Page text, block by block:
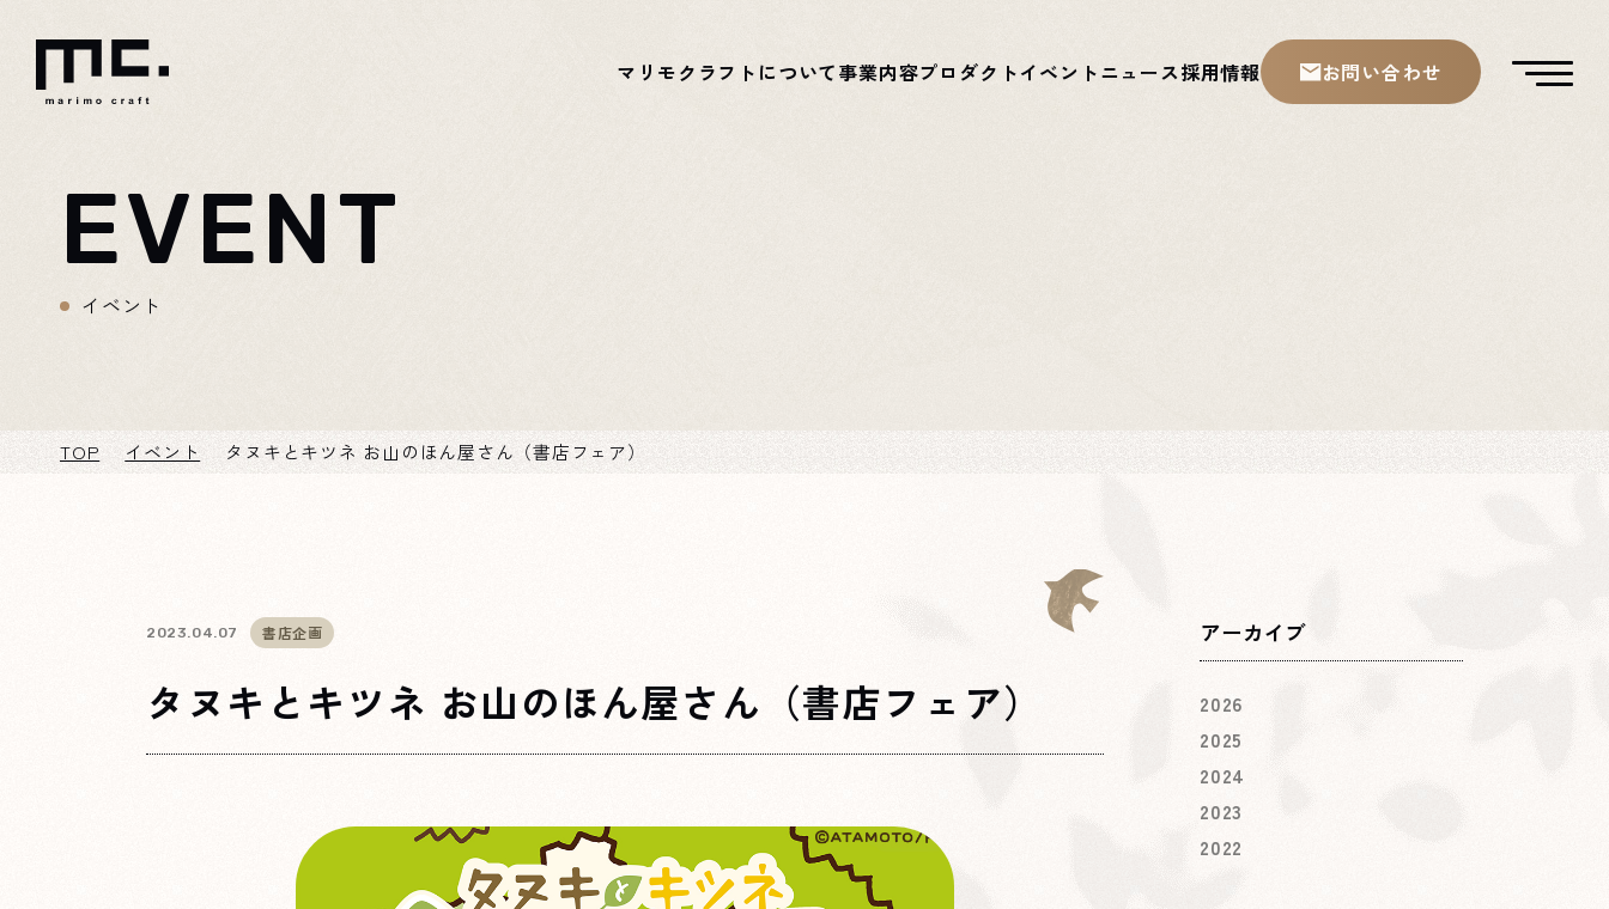
マリモクラフトについて事業内容プロダクトイベントニュース採用情報 お問い合わせ
EVENT
イベント
TOP イベント タヌキとキツネ お山のほん屋さん（書店フェア）
2023.04.07 書店企画
タヌキとキツネ お山のほん屋さん（書店フェア）
アーカイブ
2026
2025
2024
2023
2022